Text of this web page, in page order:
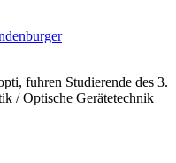
fuhren Studierende des 3.
/ Optische Gerätetechnik